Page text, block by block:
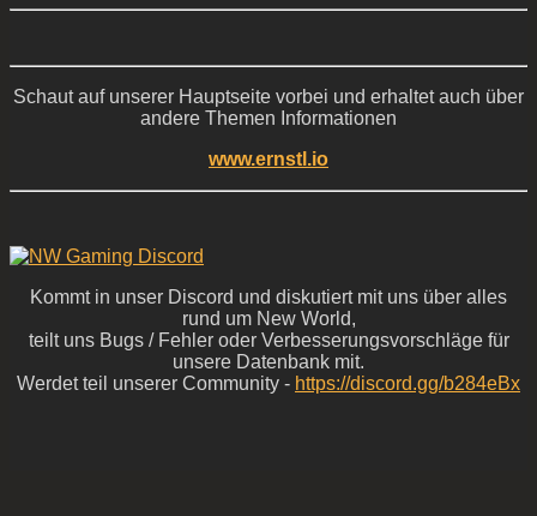
Schaut auf unserer Hauptseite vorbei und erhaltet auch über
andere Themen Informationen
www.ernstl.io
Kommt in unser Discord und diskutiert mit uns über alles
rund um New World,
teilt uns Bugs / Fehler oder Verbesserungsvorschläge für
unsere Datenbank mit.
Werdet teil unserer Community - https://discord.gg/b284eBx